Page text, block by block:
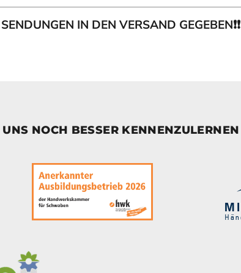
IN DEN VERSAND GEGEBEN❗❗
NOCH BESSER KENNENZULERNEN